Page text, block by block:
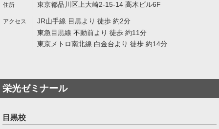
東京都品川区上大崎2-15-14 高木ビル6F
JR山手線 目黒より 徒歩 約2分
東急目黒線 不動前より 徒歩 約11分
東京メトロ南北線 白金台より 徒歩 約14分
栄光ゼミナール
目黒校